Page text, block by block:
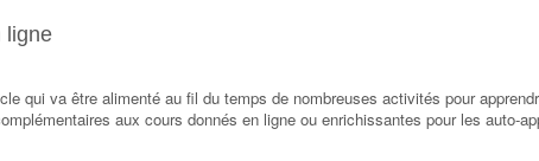
ligne
qui va être alimenté au fil du temps de nombreuses activités pour
aux cours donnés en ligne ou enrichissantes pour les auto-